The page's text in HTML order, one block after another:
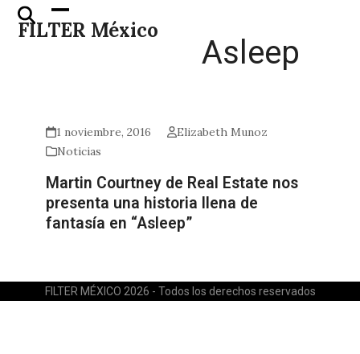
Skip
FILTER México
Open
mobile
Close
mobile
Asleep
1 noviembre, 2016
Elizabeth Munoz
Noticias
Martin Courtney de Real Estate nos
presenta una historia llena de
fantasía en “Asleep”
FILTER MÉXICO 2026 - Todos los derechos reservados